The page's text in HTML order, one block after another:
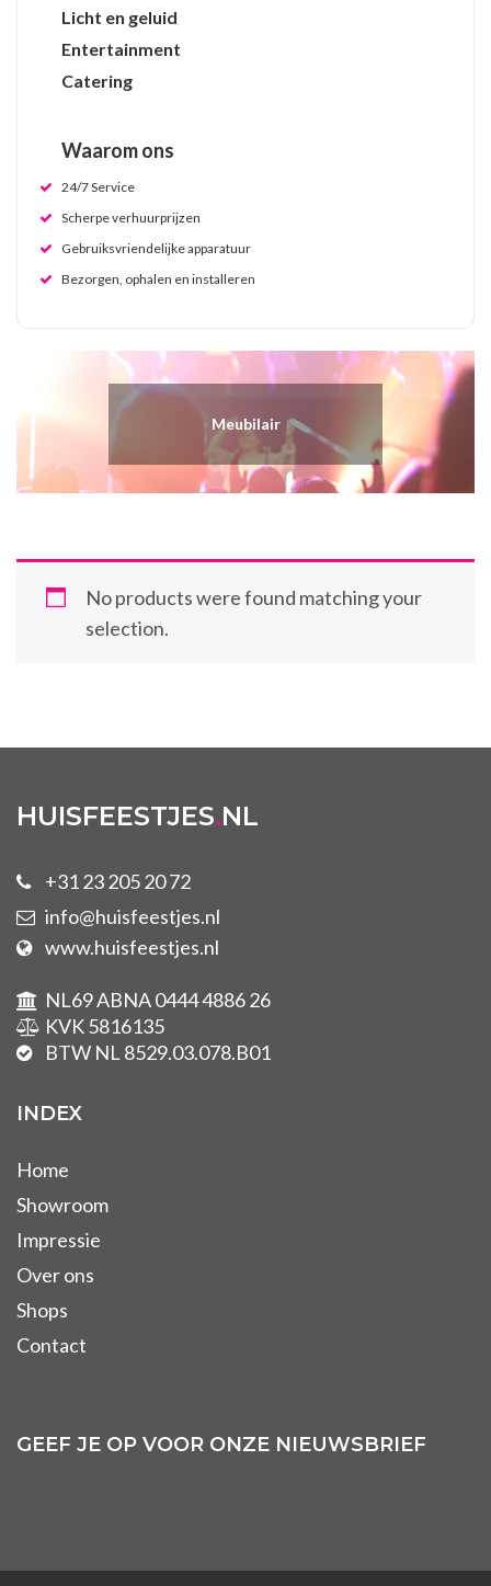
Licht en geluid
Entertainment
Catering
Waarom ons
24/7 Service
Scherpe verhuurprijzen
Gebruiksvriendelijke apparatuur
Bezorgen, ophalen en installeren
Meubilair
No products were found matching your
selection.
HUISFEESTJES.NL
+31 23 205 20 72
info@huisfeestjes.nl
www.huisfeestjes.nl
NL69 ABNA 0444 4886 26
KVK 5816135
BTW NL 8529.03.078.B01
INDEX
Home
Showroom
Impressie
Over ons
Shops
Contact
GEEF JE OP VOOR ONZE NIEUWSBRIEF